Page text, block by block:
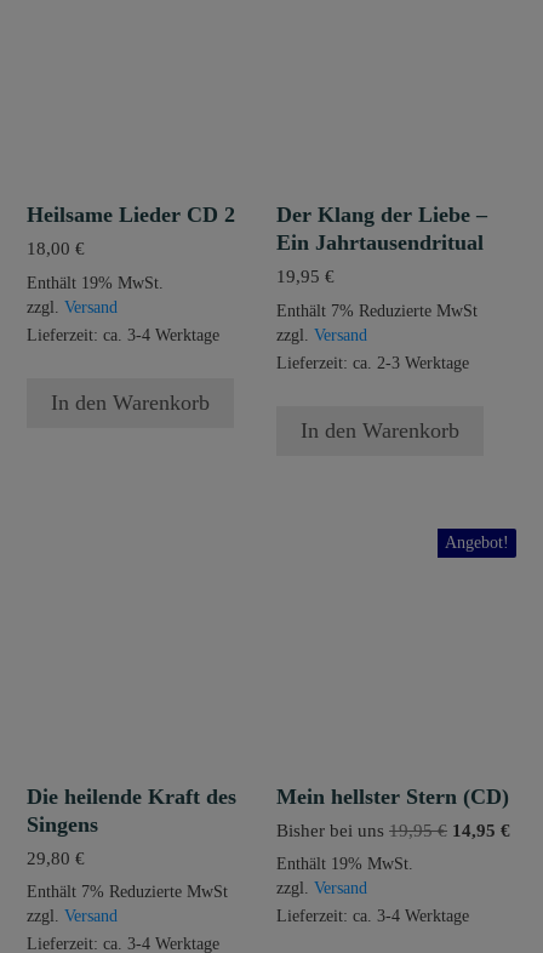
Heilsame Lieder CD 2
18,00 €
Enthält 19% MwSt.
zzgl. Versand
Lieferzeit: ca. 3-4 Werktage
In den Warenkorb
Der Klang der Liebe –
Ein Jahrtausendritual
19,95€
Enthält 7% Reduzierte MwSt
zzgl.Versand
Lieferzeit: ca. 2-3 Werktage
In den Warenkorb
Die heilende Kraft des
Singens
29,80 €
Enthält 7% Reduzierte MwSt
zzgl. Versand
Lieferzeit: ca. 3-4 Werktage
Angebot!
Mein hellster Stern (CD)
Bisher bei uns 19,95€ 14,95€
Enthält 19% MwSt.
zzgl.Versand
Lieferzeit: ca. 3-4 Werktage